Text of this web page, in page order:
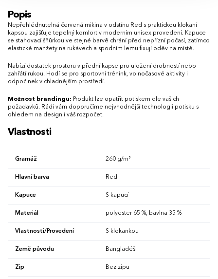
XXS XS S
3XL
4XL
5XL
Popis
Nepřehlédnutelná červená mikina v odstínu Red s praktickou klokaní
kapsou zajišťuje tepelný komfort v moderním unisex provedení. Kapuce
se stahovací šňůrkou ve stejné barvě chrání před nepřízní počasí, zatímco
elastické manžety na rukávech a spodním lemu fixují oděv na místě.
Nabízí dostatek prostoru v přední kapse pro uložení drobností nebo
zahřátí rukou. Hodí se pro sportovní trénink, volnočasové aktivity i
odpočinek v chladnějším prostředí.
Možnost brandingu: Produkt lze opatřit potiskem dle vašich
požadavků. Rádi vám doporučíme nejvhodnější technologii potisku s
ohledem na design i váš rozpočet.
Vlastnosti
Gramáž 260 g/m²
Hlavní barva Red
Kapuce S kapucí
Materiál polyester 65 %, bavlna 35 %
Vlastnosti/Provedení S klokankou
Země původu Bangladéš
Zip Bez zipu